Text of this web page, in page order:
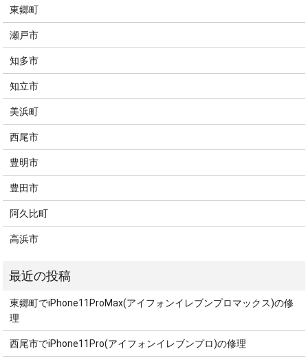
東郷町
瀬戸市
知多市
知立市
美浜町
西尾市
豊明市
豊田市
阿久比町
高浜市
東郷町でiPhone11ProMax(アイフォンイレブンプロマックス)の修
理
西尾市でiPhone11Pro(アイフォンイレブンプロ)の修理